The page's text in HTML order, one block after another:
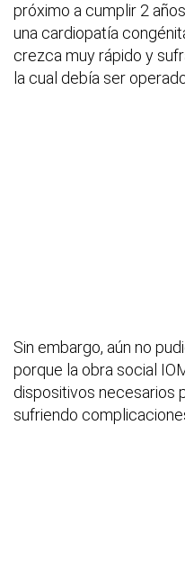
próximo a cumplir 2
una cardiopatía
crezca muy rápido y
la cual debía ser
Sin embargo, aún no
porque la obra social
dispositivos necesarios
sufriendo